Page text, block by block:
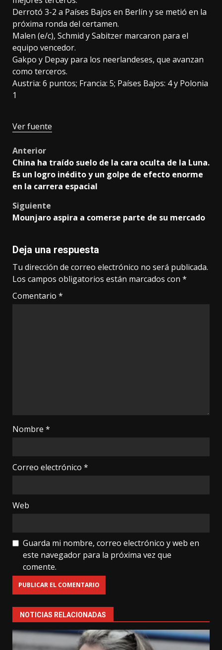
Derrotó 3-2 a Países Bajos en Berlín y se metió en la
próxima ronda del certamen.
Malen (e/c), Schmid y Sabitzer marcaron para el
equipo vencedor.
Gakpo y Depay para los neerlandeses, que avanzan
como terceros.
Austria: 6 puntos; Francia: 5; Países Bajos: 4 y Polonia
1
Ver fuente
Post
navigation
Anterior
China ha traído suelo de la cara oculta de la Luna.
Es un logro inédito y un golpe de efecto enorme
en la carrera espacial
Siguiente
Mounjaro aspira a comerse parte de su mercado
Deja una respuesta
Tu dirección de correo electrónico no será publicada.
Los campos obligatorios están marcados con *
Comentario *
Nombre *
Correo electrónico *
Web
Guarda mi nombre, correo electrónico y web en
este navegador para la próxima vez que
comente.
NOTICIAS RELACIONADAS